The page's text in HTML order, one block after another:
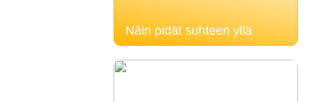
Näin pidät suhteen yllä